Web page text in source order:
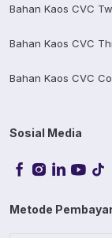
Bahan Kaos CVC
Bahan Kaos CVC
Bahan Kaos CVC
Sosial Media
Metode